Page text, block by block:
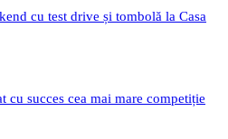
cu test drive și tombolă la Casa
cu succes cea mai mare competiție